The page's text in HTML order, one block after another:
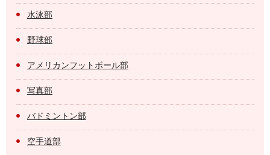
水泳部
野球部
アメリカンフットボール部
写真部
バドミントン部
空手道部